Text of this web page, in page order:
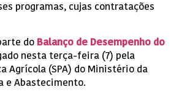
programas, cujas contratações
do Balanço de Desempenho do
nesta terça-feira (7) pela
Agrícola (SPA) do Ministério da
e Abastecimento.